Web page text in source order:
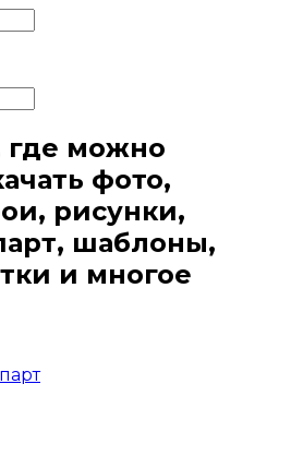
где можно
фото,
рисунки,
шаблоны,
и многое